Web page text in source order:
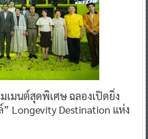
เมนต์สุดพิเศษ ฉลองเปิดยิ่ง
Longevity Destination แห่ง